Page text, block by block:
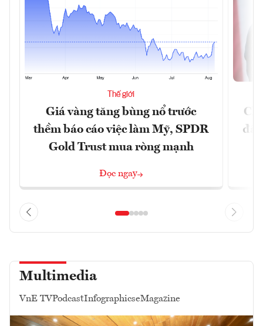
Thế giới
Giá vàng tăng bùng nổ trước
thềm báo cáo việc làm Mỹ, SPDR
Gold Trust mua ròng mạnh
Đọc ngay
đã
Multimedia
VnE TVPodcastInfographicseMagazine